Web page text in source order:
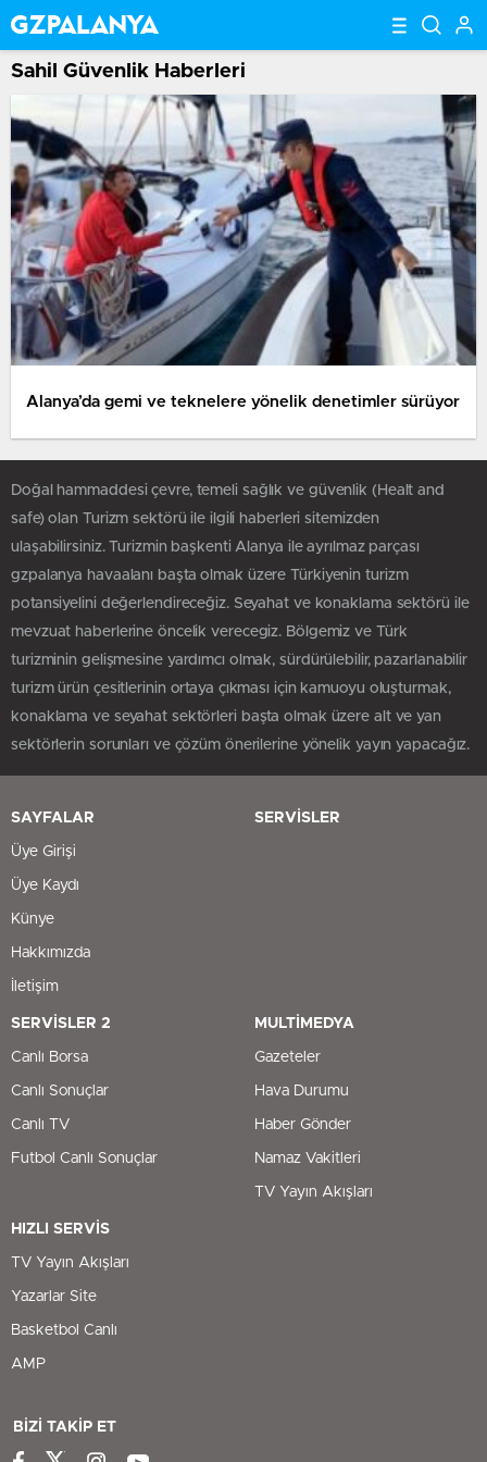
Sahil Güvenlik Haberleri
Alanya’da gemi ve teknelere yönelik denetimler sürüyor
Doğal hammaddesi çevre, temeli sağlık ve güvenlik (Healt and
safe) olan Turizm sektörü ile ilgili haberleri sitemizden
ulaşabilirsiniz. Turizmin başkenti Alanya ile ayrılmaz parçası
gzpalanya havaalanı başta olmak üzere Türkiyenin turizm
potansiyelini değerlendireceğiz. Seyahat ve konaklama sektörü ile
mevzuat haberlerine öncelik verecegiz. Bölgemiz ve Türk
turizminin gelişmesine yardımcı olmak, sürdürülebilir, pazarlanabilir
turizm ürün çesitlerinin ortaya çıkması için kamuoyu oluşturmak,
konaklama ve seyahat sektörleri başta olmak üzere alt ve yan
sektörlerin sorunları ve çözüm önerilerine yönelik yayın yapacağız.
SAYFALAR
Üye Girişi
Üye Kaydı
Künye
Hakkımızda
İletişim
SERVİSLER
SERVİSLER 2
Canlı Borsa
Canlı Sonuçlar
Canlı TV
Futbol Canlı Sonuçlar
MULTİMEDYA
Gazeteler
Hava Durumu
Haber Gönder
Namaz Vakitleri
TV Yayın Akışları
HIZLI SERVİS
TV Yayın Akışları
Yazarlar Site
Basketbol Canlı
AMP
BİZİ TAKİP ET